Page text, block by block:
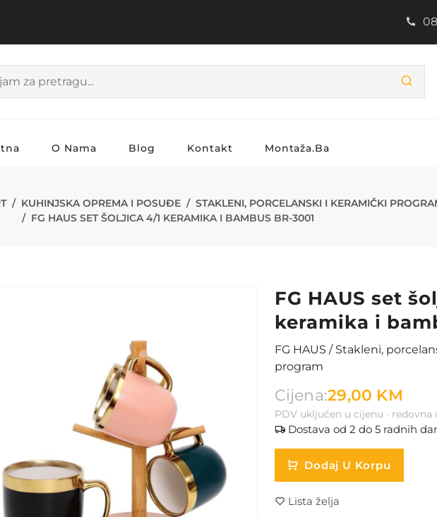
O Nama Blog Kontakt Montaža.ba
4/1
KUHINJSKA OPREMA I POSUĐE
STAKLENI, PORCELANSKI I KERAMIČKI
FG HAUS SET ŠOLJICA 4/1 KERAMIKA I BAMBUS BR-3001
FG HAUS set
keramika i
FG HAUS / Stakleni,
program
Cijena:29,00 KM
PDV uključen u cijenu · redovna
Dostava od 2 do 5 radnih
Dodaj U Korpu
Lista želja